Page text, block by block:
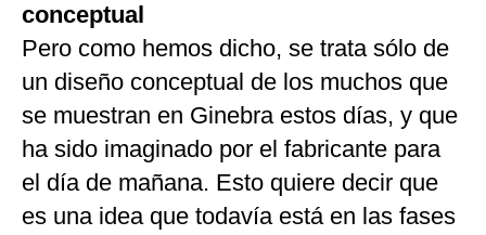
conceptual
Pero como hemos dicho, se trata sólo de
un diseño conceptual de los muchos que
se muestran en Ginebra estos días, y que
ha sido imaginado por el fabricante para
el día de mañana. Esto quiere decir que
es una idea que todavía está en las fases